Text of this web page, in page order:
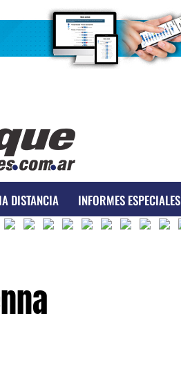
DISTANCIA INFORMES ESPECIALES